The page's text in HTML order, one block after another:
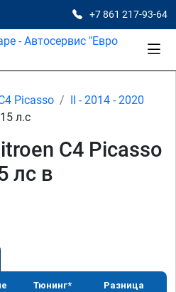
+7 861 217-93-64
Picasso
II - 2014 - 2020
л.с
C4 Picasso
лс в
Тюнинг* Разница